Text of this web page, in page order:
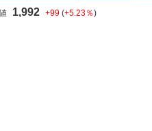
1,992 +99 (+5.23％)